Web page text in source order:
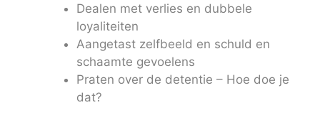
Dealen met verlies en dubbele
loyaliteiten
Aangetast zelfbeeld en schuld en
schaamte gevoelens
Praten over de detentie – Hoe doe je
dat?